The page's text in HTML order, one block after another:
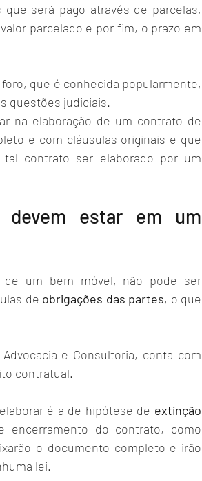
será pago através de parcelas,
parcelado e por fim, o prazo em
que é conhecida popularmente,
questões judiciais.
na elaboração de um contrato de
e com cláusulas originais e que
contrato ser elaborado por um
devem estar em um
um bem móvel, não pode ser
de obrigações das partes, o que
e Consultoria, conta com
contratual.
é a de hipótese de extinção
encerramento do contrato, como
o documento completo e irão
lei.